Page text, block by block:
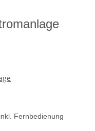
Fernbedienung